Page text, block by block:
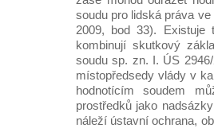
soudu pro lidská práva
2009, bod 33). Existuje
kombinují skutkový
soudu sp. zn. I. ÚS
místopředsedy vlády v
hodnotícím soudem
prostředků jako
náleží ústavní ochrana,